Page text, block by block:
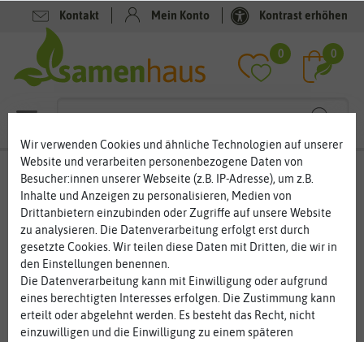
Kontakt Mein Konto Kontrast erhöhen
0 0
Gemüsesamen- Paprikasamen
Paprikasamen
Die knackigen Paprikafrüchte sind aus der Küche nicht mehr
wegzudenken. Die Vitamin-C-reiche Gemüsesorte gibt es in
vielen geschmacklichen Varianten, die von leicht süßlich bis zu
feurig scharf reichen. Und auch farblich hat das Gemüse was zu
bieten. Paprikasamen können Sie im Garten oder auf dem Balkon
in die Erde bringen. Die aus dem Süden stammende Pflanze liebt
es warm. Wussten Sie übrigens, dass es sich bei der Frucht nicht
Filter
Wir verwenden Cookies und ähnliche Technologien auf unserer
Website und verarbeiten personenbezogene Daten von
Besucher:innen unserer Webseite (z.B. IP-Adresse), um z.B.
Inhalte und Anzeigen zu personalisieren, Medien von
Drittanbietern einzubinden oder Zugriffe auf unsere Website
zu analysieren. Die Datenverarbeitung erfolgt erst durch
gesetzte Cookies. Wir teilen diese Daten mit Dritten, die wir in
den Einstellungen benennen.
Die Datenverarbeitung kann mit Einwilligung oder aufgrund
eines berechtigten Interesses erfolgen. Die Zustimmung kann
erteilt oder abgelehnt werden. Es besteht das Recht, nicht
einzuwilligen und die Einwilligung zu einem späteren